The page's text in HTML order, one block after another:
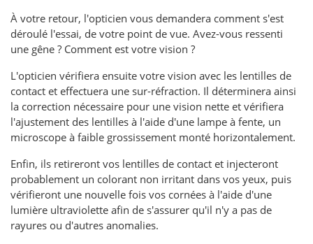
À votre retour, l'opticien vous demandera comment s'est
déroulé l'essai, de votre point de vue. Avez-vous ressenti
une gêne ? Comment est votre vision ?
L'opticien vérifiera ensuite votre vision avec les lentilles de
contact et effectuera une sur-réfraction. Il déterminera ainsi
la correction nécessaire pour une vision nette et vérifiera
l'ajustement des lentilles à l'aide d'une lampe à fente, un
microscope à faible grossissement monté horizontalement.
Enfin, ils retireront vos lentilles de contact et injecteront
probablement un colorant non irritant dans vos yeux, puis
vérifieront une nouvelle fois vos cornées à l'aide d'une
lumière ultraviolette afin de s'assurer qu'il n'y a pas de
rayures ou d'autres anomalies.